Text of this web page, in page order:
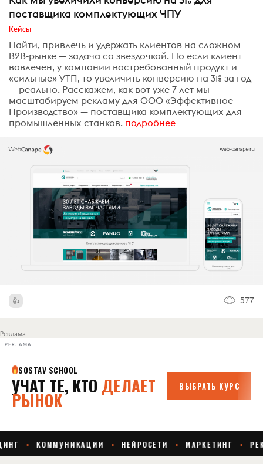
поставщика комплектующих ЧПУ
Кейсы
Найти, привлечь и удержать клиентов на сложном
B2B-рынке — задача со звездочкой. Но если клиент
вовлечен, у компании востребованный продукт и
«сильные» УТП, то увеличить конверсию на 31% за год
— реально. Расскажем, как вот уже 7 лет мы
масштабируем рекламу для ООО «Эффективное
Производство» — поставщика комплектующих для
промышленных станков. подробнее
577
Реклама
РЕКЛАМА